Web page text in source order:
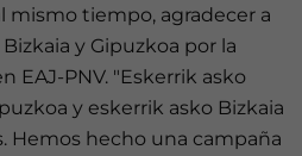
mismo tiempo, agradecer a
y Gipuzkoa por la
EAJ-PNV. "Eskerrik asko
y eskerrik asko Bizkaia
Hemos hecho una campaña